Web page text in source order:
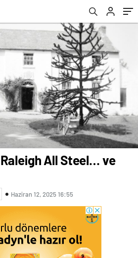
All Steel… ve
Haziran 12, 2025 16:55